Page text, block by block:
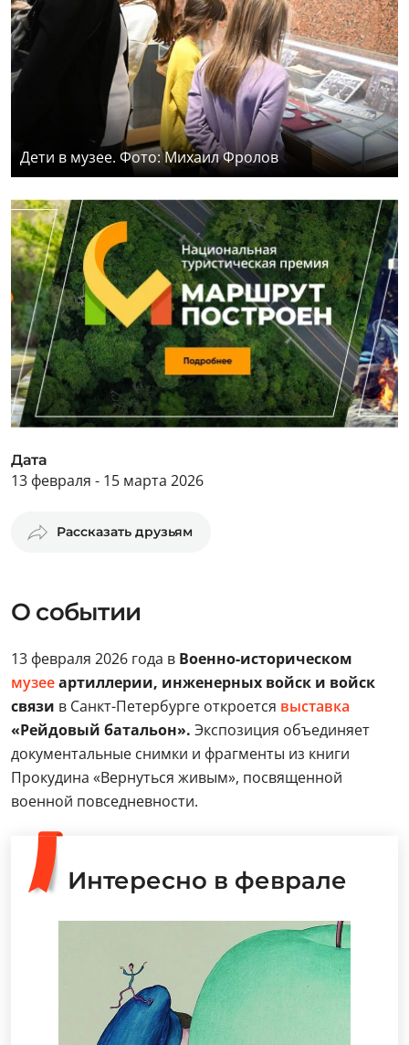
Дети в музее. Фото: Михаил Фролов
Дата
13 февраля - 15 марта 2026
Рассказать друзьям
О событии
13 февраля 2026 года в Военно-историческом
музееартиллерии, инженерных войск и войск
связи в Санкт-Петербурге откроется выставка
«Рейдовый батальон». Экспозиция объединяет
документальные снимки и фрагменты из книги
Прокудина «Вернуться живым», посвященной
военной повседневности.
Интересно в феврале